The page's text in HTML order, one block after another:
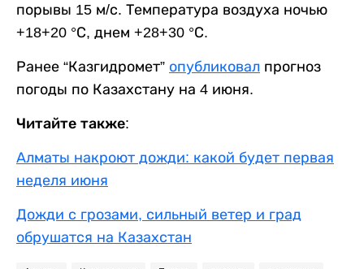
порывы 15 м/с. Температура воздуха ночью
+18+20 °С, днем +28+30 °С.
Ранее “Казгидромет” опубликовал прогноз
погоды по Казахстану на 4 июня.
Читайте также:
Алматы накроют дожди: какой будет первая
неделя июня
Дожди с грозами, сильный ветер и град
обрушатся на Казахстан